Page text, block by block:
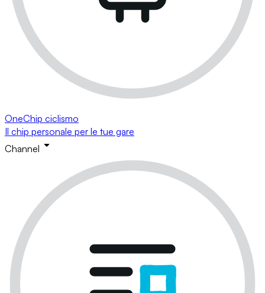
OneChip ciclismo
Il chip personale per le tue gare
Channel